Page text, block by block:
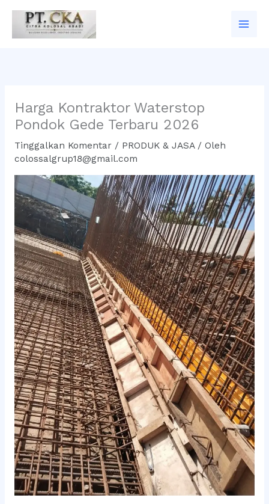
konten
Harga Kontraktor Waterstop
Pondok Gede Terbaru 2026
Tinggalkan Komentar / PRODUK & JASA/ Oleh
colossalgrup18@gmail.com